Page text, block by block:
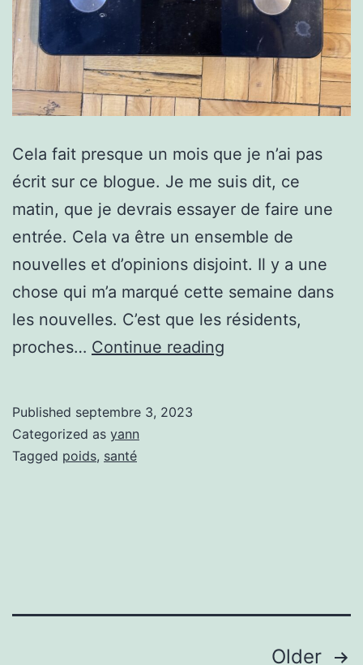
Cela fait presque un mois que je n’ai pas
écrit sur ce blogue. Je me suis dit, ce
matin, que je devrais essayer de faire une
entrée. Cela va être un ensemble de
nouvelles et d’opinions disjoint. Il y a une
chose qui m’a marqué cette semaine dans
les nouvelles. C’est que les résidents,
proches… Continue reading
Published septembre 3, 2023
Categorized as yann
Tagged poids, santé
Older